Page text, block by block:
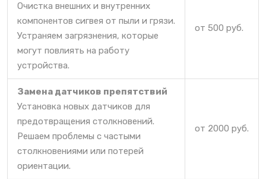
Очистка внешних и внутренних
компонентов сигвея от пыли и грязи.
Устраняем загрязнения, которые
могут повлиять на работу
устройства.
от 500 руб.
Замена датчиков препятствий
Установка новых датчиков для
предотвращения столкновений.
Решаем проблемы с частыми
столкновениями или потерей
ориентации.
от 2000 руб.